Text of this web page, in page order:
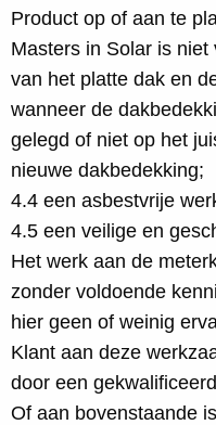
Product op of aan te
Masters in Solar is
van het platte dak en
wanneer de
gelegd of niet op het
nieuwe dakbedekking;
4.4 een asbestvrije
4.5 een veilige en
Het werk aan de
zonder voldoende
hier geen of weinig
Klant aan deze
door een
Of aan bovenstaande